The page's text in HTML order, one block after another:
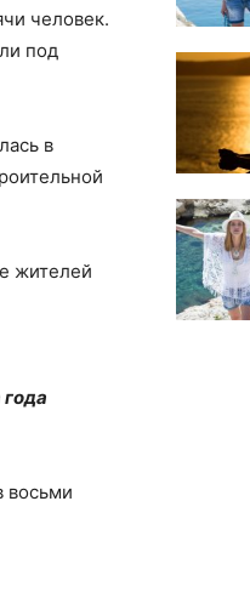
человек.
под
в
жителей
восьми